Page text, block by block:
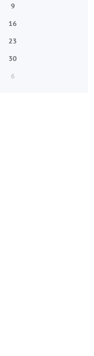
9
16
23
30
6